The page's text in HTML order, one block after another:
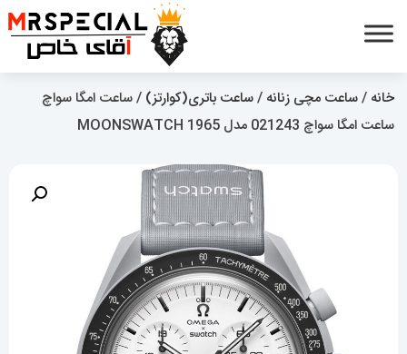
خانه /ساعت مچی زنانه /ساعت باتری(کوارتز) / ساعت امگا سواچ
ساعت امگا سواچ 021243 مدل MOONSWATCH 1965